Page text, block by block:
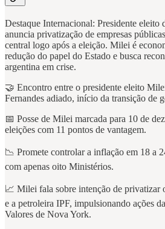
Destaque Internacional: Presidente
anuncia privatização de empresas
central logo após a eleição. Milei é
redução do papel do Estado e busca
argentina em crise.
🤝 Encontro entre o presidente eleito
Fernandes adiado, início da transição de
📅 Posse de Milei marcada para 10 de
eleições com 11 pontos de vantagem.
📉 Promete controlar a inflação em 18 a
com apenas oito Ministérios.
📈 Milei fala sobre intenção de privatizar
e a petroleira IPF, impulsionando ações
Valores de Nova York.